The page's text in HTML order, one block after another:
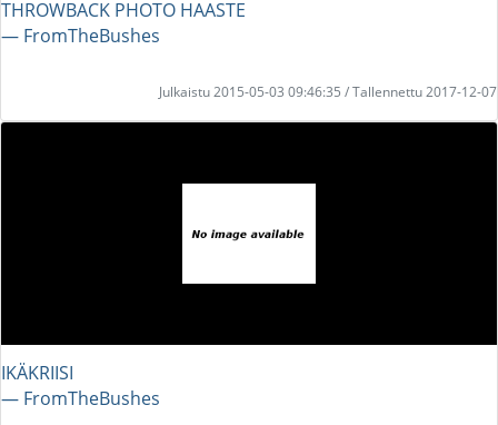
THROWBACK PHOTO HAASTE
― FromTheBushes
Julkaistu 2015-05-03 09:46:35 / Tallennettu 2017-12-07
IKÄKRIISI
― FromTheBushes